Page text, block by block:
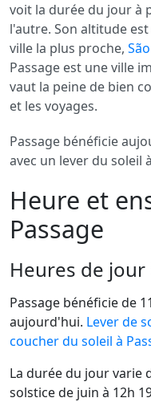
voit la durée du jour à
l'autre. Son altitude
ville la plus proche,
Passage est une ville
vaut la peine de bien
et les voyages.
Passage bénéficie
avec un lever du soleil
Heure et
Passage
Heures de jour
Passage bénéficie de
aujourd'hui. Lever de
coucher du soleil à
La durée du jour varie
solstice de juin à 12h